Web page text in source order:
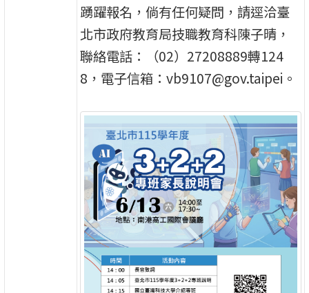
踴躍報名，倘有任何疑問，請逕洽臺
北市政府教育局技職教育科陳子晴，
聯絡電話：（02）27208889轉124
8，電子信箱：vb9107@gov.taipei。